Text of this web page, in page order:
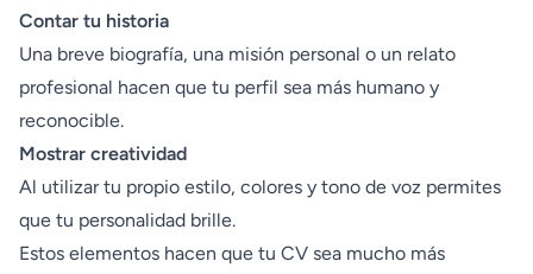
Contar tu historia
Una breve biografía, una misión personal o un relato
profesional hacen que tu perfil sea más humano y
reconocible.
Mostrar creatividad
Al utilizar tu propio estilo, colores y tono de voz permites
que tu personalidad brille.
Estos elementos hacen que tu CV sea mucho más